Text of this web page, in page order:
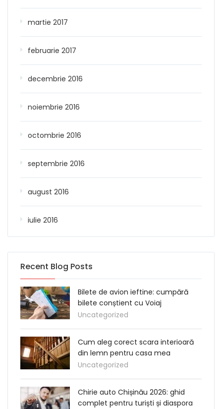
martie 2017
februarie 2017
decembrie 2016
noiembrie 2016
octombrie 2016
septembrie 2016
august 2016
iulie 2016
Recent Blog Posts
Bilete de avion ieftine: cumpără
bilete conștient cu Voiaj
Uncategorized
Cum aleg corect scara interioară
din lemn pentru casa mea
Uncategorized
Chirie auto Chișinău 2026: ghid
complet pentru turiști și diaspora